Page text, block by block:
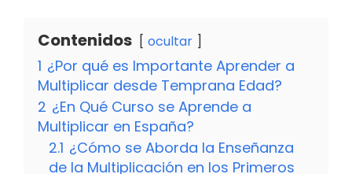
Contenidos ocultar
1 ¿Por qué es Importante Aprender a
Multiplicar desde Temprana Edad?
2 ¿En Qué Curso se Aprende a
Multiplicar en España?
2.1 ¿Cómo se Aborda la Enseñanza
de la Multiplicación en los Primeros